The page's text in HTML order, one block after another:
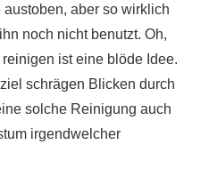
aber so wirklich
noch nicht benutzt. Oh,
ist eine blöde Idee.
schrägen Blicken durch
solche Reinigung auch
irgendwelcher